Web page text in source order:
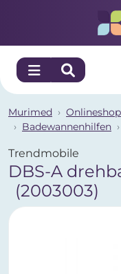
Murimed Onlineshop
Badewannenhilfen
Trendmobile
DBS-A
(2003003)